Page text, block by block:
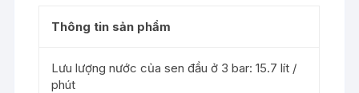
Thông tin sản phẩm
Lưu lượng nước của sen đầu ở 3 bar: 15.7 lít /
phút